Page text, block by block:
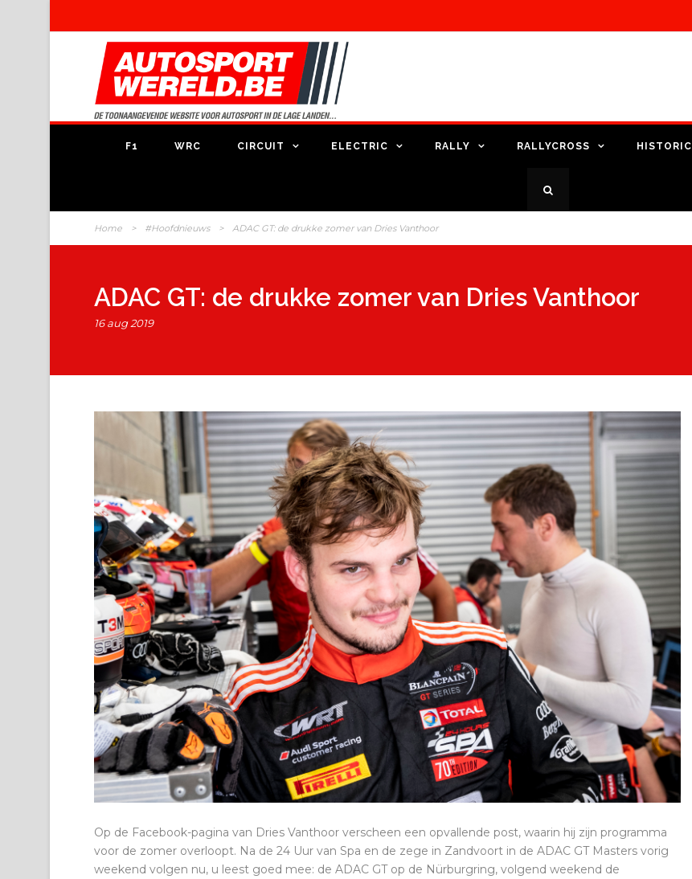
F1 WRC CIRCUIT ELECTRIC RALLY RALLYCROSS HISTORIC
Home > #Hoofdnieuws > ADAC GT: de drukke zomer van Dries Vanthoor
ADAC GT: de drukke zomer van Dries Vanthoor
16 aug 2019
Op de Facebook-pagina van Dries Vanthoor verscheen een opvallende post, waarin hij zijn programma
voor de zomer overloopt. Na de 24 Uur van Spa en de zege in Zandvoort in de ADAC GT Masters vorig
weekend volgen nu, u leest goed mee: de ADAC GT op de Nürburgring, volgend weekend de